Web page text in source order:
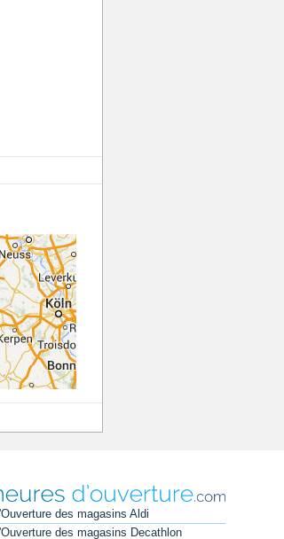
des magasins Aldi
des magasins Decathlon